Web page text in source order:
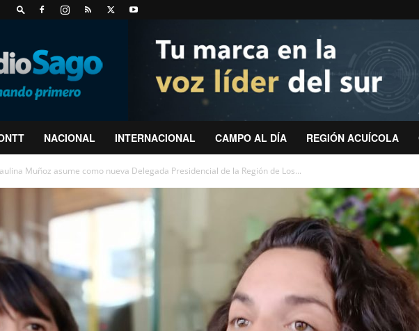
NACIONAL INTERNACIONAL CAMPO AL DÍA REGIÓN ACUÍCOLA
Muñoz asume como nueva Delegada Presidencial de la Región de Los...